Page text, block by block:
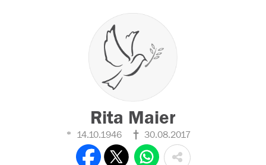
Rita Maier
14.10.1946 30.08.2017